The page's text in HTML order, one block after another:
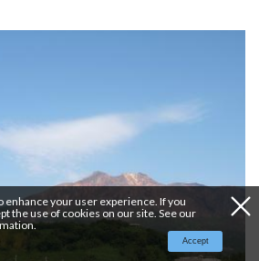
enhance your user experience. If you
the use of cookies on our site. See our
Accept